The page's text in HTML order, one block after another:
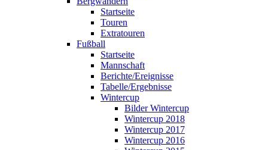
Startseite
Touren
Extratouren
Fußball
Startseite
Mannschaft
Berichte/Ereignisse
Tabelle/Ergebnisse
Wintercup
Bilder Wintercup
Wintercup 2018
Wintercup 2017
Wintercup 2016